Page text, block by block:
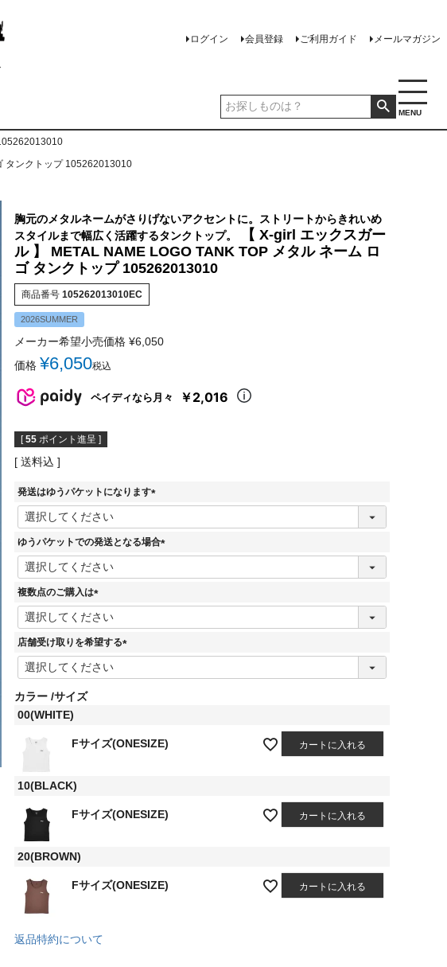
MENU
ログイン 会員登録 ご利用ガイド メールマガジン
タンクトップ 105262013010
胸元のメタルネームがさりげないアクセントに。ストリートからきれいめ
スタイルまで幅広く活躍するタンクトップ。
【 X-girl エックスガー
ル 】 METAL NAME LOGO TANK TOP メタル ネーム ロ
ゴ タンクトップ 105262013010
商品番号 105262013010EC
2026SUMMER
メーカー希望小売価格 ¥6,050
価格 ¥6,050税込
ペイディなら月々 ￥2,016
[ 55 ポイント進呈 ]
送料込
発送はゆうパケットになります
(
須
ゆうパケットでの発送となる場合
(
複数点のご購入は
(
必
須
店舗受け取りを希望する
(
カラー サイズ
00(WHITE)
Fサイズ(ONESIZE) カートに入れる
10(BLACK)
Fサイズ(ONESIZE) カートに入れる
20(BROWN)
Fサイズ(ONESIZE) カートに入れる
返品特約について